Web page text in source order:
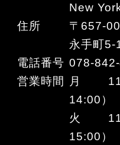
New
住所
〒657-
永手町5-
電話番号 078-
営業時間
月
14:00）
火
15:00）